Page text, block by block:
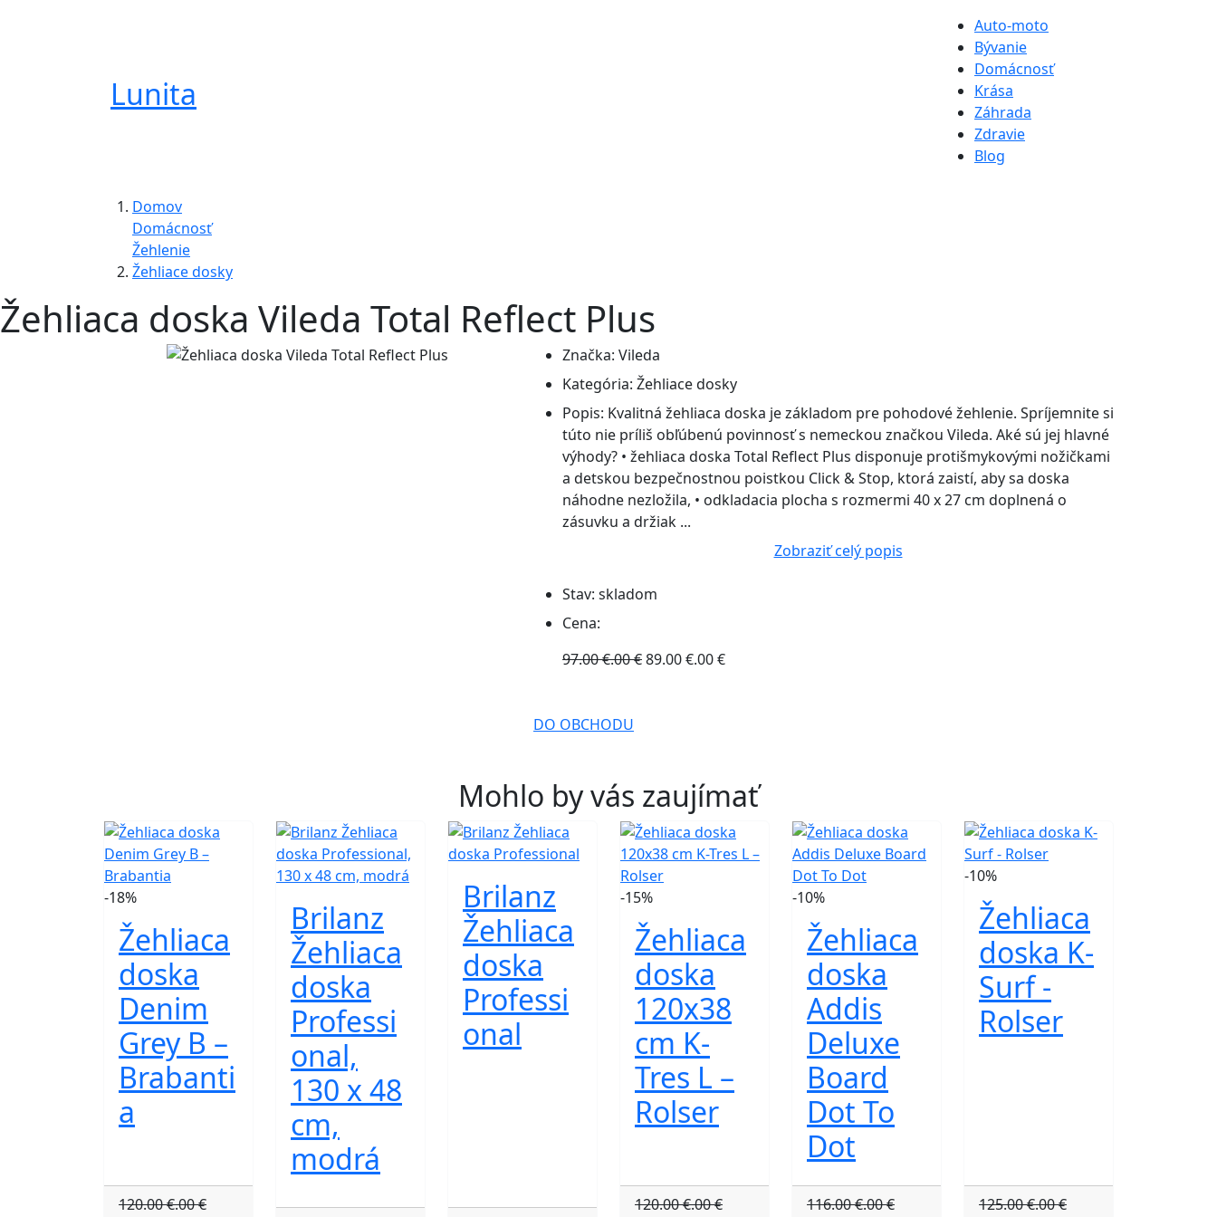
Lunita
Auto-moto
Bývanie
Domácnosť
Krása
Záhrada
Zdravie
Blog
Domov
Domácnosť
Žehlenie
Žehliace dosky
Žehliaca doska Vileda Total Reflect Plus
Značka: Vileda
Kategória: Žehliace dosky
Popis: Kvalitná žehliaca doska je základom pre pohodové žehlenie. Spríjemnite si
túto nie príliš obľúbenú povinnosť s nemeckou značkou Vileda. Aké sú jej hlavné
výhody? • žehliaca doska Total Reflect Plus disponuje protišmykovými nožičkami
a detskou bezpečnostnou poistkou Click & Stop, ktorá zaistí, aby sa doska
náhodne nezložila, • odkladacia plocha s rozmermi 40 x 27 cm doplnená o
zásuvku a držiak ...
Zobraziť celý popis
Stav: skladom
Cena:
97.00 €.00 €89.00 €.00 €
DO OBCHODU
Mohlo by vás zaujímať
-18%
Žehliaca
doska
Denim
Grey B –
Brabanti
a
120.00 €.00 €
Brilanz
Žehliaca
doska
Professi
onal,
130 x 48
cm,
modrá
Brilanz
Žehliaca
doska
Professi
onal
-15%
Žehliaca
doska
120x38
cm K-
Tres L –
Rolser
120.00 €.00 €
-10%
Žehliaca
doska
Addis
Deluxe
Board
Dot To
Dot
116.00 €.00 €
-10%
Žehliaca
doska K-
Surf -
Rolser
125.00 €.00 €